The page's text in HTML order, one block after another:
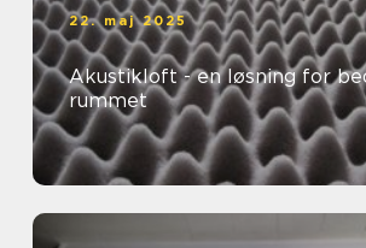
22. maj 2025
Akustikloft - en løsning for
rummet